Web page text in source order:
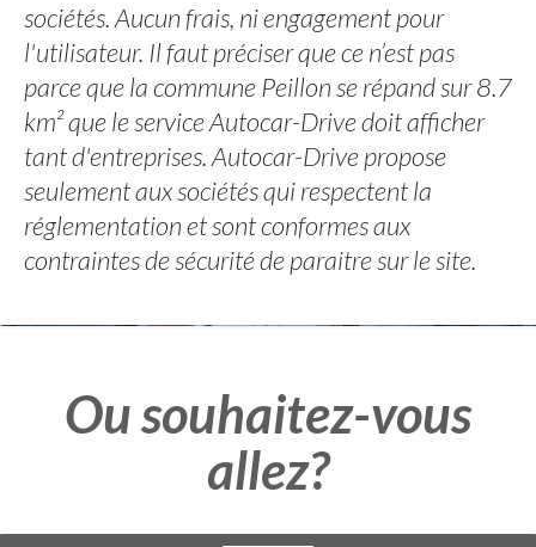
sociétés. Aucun frais, ni engagement pour
l'utilisateur. Il faut préciser que ce n’est pas
parce que la commune Peillon se répand sur 8.7
km² que le service Autocar-Drive doit afficher
tant d'entreprises. Autocar-Drive propose
seulement aux sociétés qui respectent la
réglementation et sont conformes aux
contraintes de sécurité de paraitre sur le site.
Ou souhaitez-vous
allez?